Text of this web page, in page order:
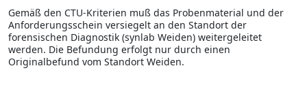
Gemäß den CTU-Kriterien muß das Probenmaterial und der
Anforderungsschein versiegelt an den Standort der
forensischen Diagnostik (synlab Weiden) weitergeleitet
werden. Die Befundung erfolgt nur durch einen
Originalbefund vom Standort Weiden.